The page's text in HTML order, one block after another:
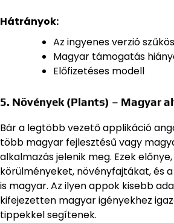
Hátrányok:
Az ingyenes verzió szűkös
Magyar támogatás
Előfizetéses modell
5. Növények (Plants) – Magyar
Bár a legtöbb vezető applikáció
több magyar fejlesztésű vagy
alkalmazás jelenik meg. Ezek
körülményeket, növényfajtákat, és
is magyar. Az ilyen appok kisebb
kifejezetten magyar igényekhez
tippekkel segítenek.